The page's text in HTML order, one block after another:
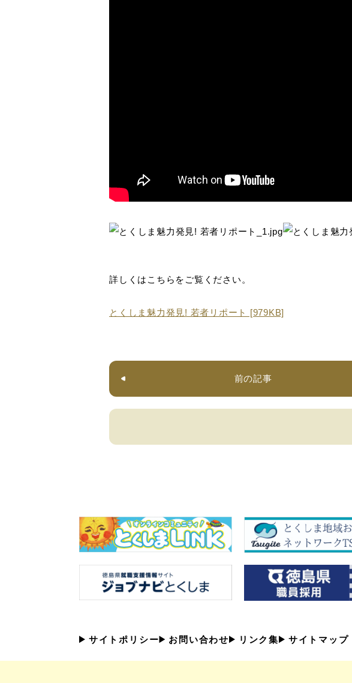
詳しくはこちらをご覧ください。
とくしま魅力発見! 若者リポート [979KB]
前の記事
サイトポリシー お問い合わせ リンク集 サイトマップ